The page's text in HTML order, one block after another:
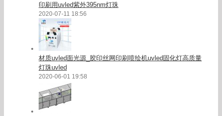
印刷用uvled紫外395nm灯珠
2020-07-11 18:56
材质uvled面光源_胶印丝网印刷喷绘机uvled固化灯高质量
灯珠uvled
2020-06-01 19:58